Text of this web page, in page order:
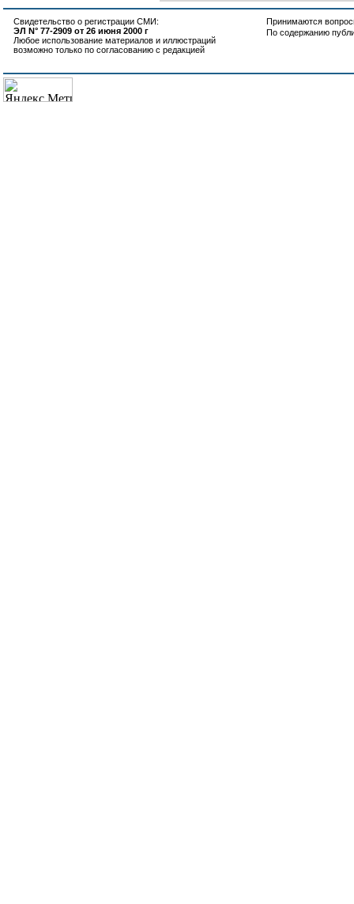
Свидетельство о регистрации СМИ:
ЭЛ N° 77-2909 от 26 июня 2000 г
Любое использование материалов и иллюстраций
возможно только по согласованию с редакцией
Принимаются
По содержанию